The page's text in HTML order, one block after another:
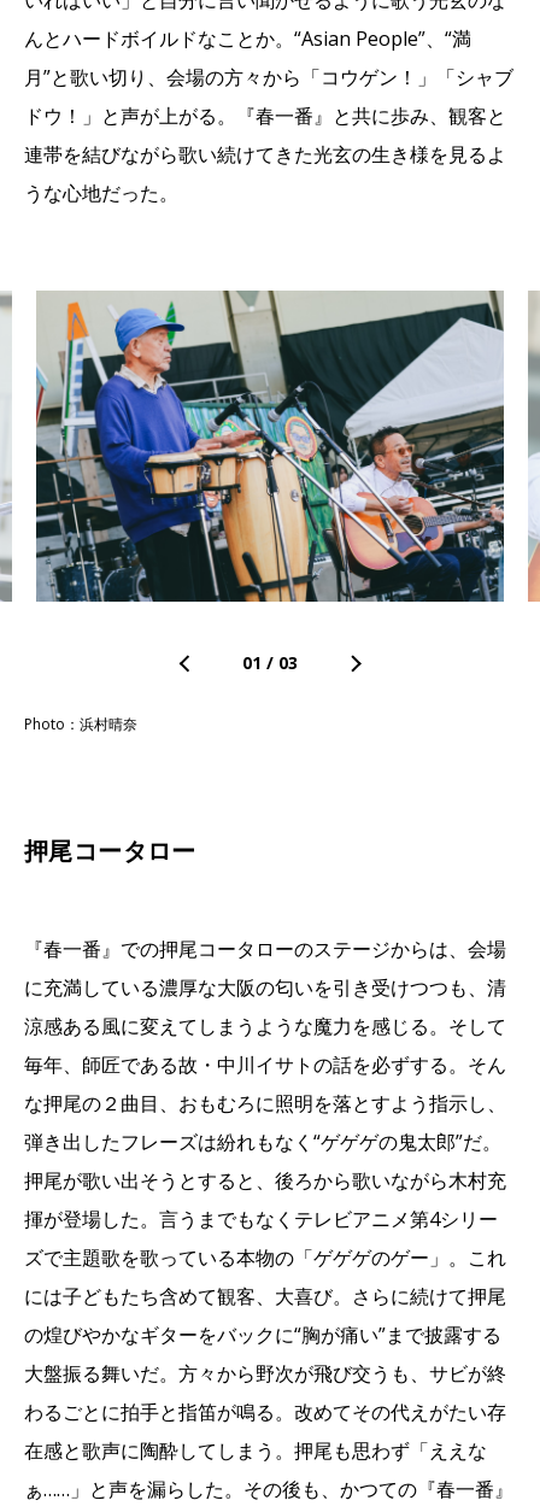
んとハードボイルドなことか。“Asian People”、“満
月”と歌い切り、会場の方々から「コウゲン！」「シャブ
ドウ！」と声が上がる。『春一番』と共に歩み、観客と
連帯を結びながら歌い続けてきた光玄の生き様を見るよ
うな心地だった。
01 / 03
Photo：浜村晴奈
押尾コータロー
『春一番』での押尾コータローのステージからは、会場
に充満している濃厚な大阪の匂いを引き受けつつも、清
涼感ある風に変えてしまうような魔力を感じる。そして
毎年、師匠である故・中川イサトの話を必ずする。そん
な押尾の２曲目、おもむろに照明を落とすよう指示し、
弾き出したフレーズは紛れもなく“ゲゲゲの鬼太郎”だ。
押尾が歌い出そうとすると、後ろから歌いながら木村充
揮が登場した。言うまでもなくテレビアニメ第4シリー
ズで主題歌を歌っている本物の「ゲゲゲのゲー」。これ
には子どもたち含めて観客、大喜び。さらに続けて押尾
の煌びやかなギターをバックに“胸が痛い”まで披露する
大盤振る舞いだ。方々から野次が飛び交うも、サビが終
わるごとに拍手と指笛が鳴る。改めてその代えがたい存
在感と歌声に陶酔してしまう。押尾も思わず「ええな
ぁ……」と声を漏らした。その後も、かつての『春一番』